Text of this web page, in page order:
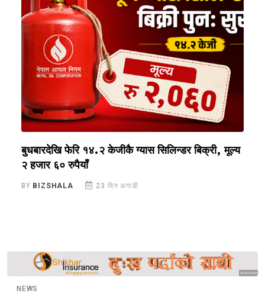
बुधबारदेखि फेरि १४.२ केजीकै ग्यास सिलिन्डर बिक्री, मूल्य
२ हजार ६० रुपैयाँ
BY BIZSHALA 23 दिन अगाडी
Sponsored
NEWS